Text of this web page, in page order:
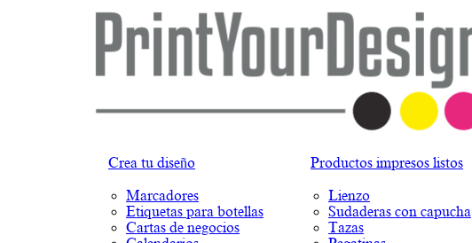
Crea tu diseño
Marcadores
Etiquetas para botellas
Cartas de negocios
Productos impresos listos
Lienzo
Sudaderas con capucha
Tazas